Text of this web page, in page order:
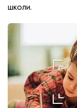
школи.